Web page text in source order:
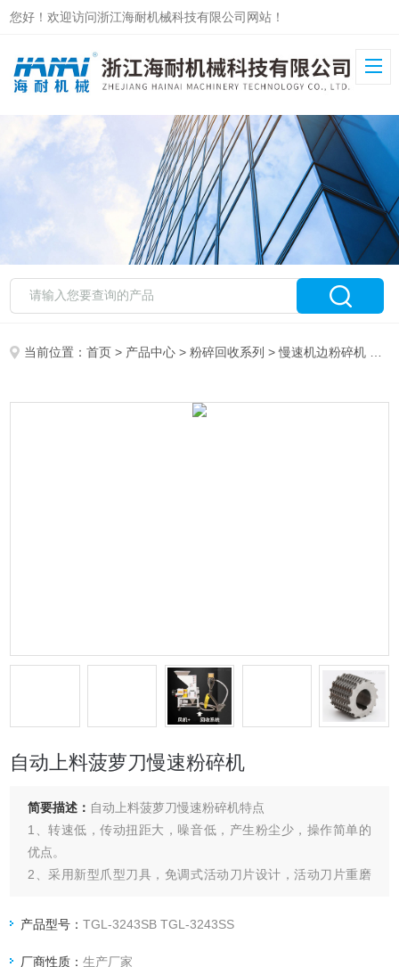
您好！欢迎访问浙江海耐机械科技有限公司网站！
当前位置：首页 > 产品中心 >粉碎回收系列 >慢速机边粉碎机
自动上料菠萝刀慢速粉碎机
简要描述： 自动上料菠萝刀慢速粉碎机特点
1、转速低，传动扭距大，噪音低，产生粉尘少，操作简单的
优点。
2、采用新型爪型刀具，免调式活动刀片设计，活动刀片重磨
3、慢速回转，锐角动刀的设计有助于粉碎机运作更平稳，顺
4、集料盒外包粉碎室四周设计，可有效防止粉碎时粉碎料漏
产品型号：TGL-3243SB TGL-3243SS
厂商性质：生产厂家